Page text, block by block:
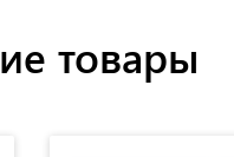
товары